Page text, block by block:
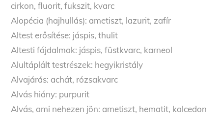
cirkon, fluorit, fukszit, kvarc
Alopécia (hajhullás): ametiszt, lazurit, zafír
Altest erősítése: jáspis, thulit
Altesti fájdalmak: jáspis, füstkvarc, karneol
Alultáplált testrészek: hegyikristály
Alvajárás: achát, rózsakvarc
Alvás hiány: purpurit
Alvás, ami nehezen jön: ametiszt, hematit, kalcedon